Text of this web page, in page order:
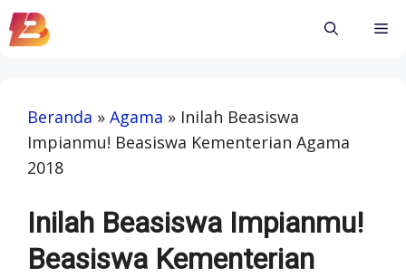
Skip
to
Beranda » Agama » Inilah Beasiswa
Impianmu! Beasiswa Kementerian Agama
2018
Inilah Beasiswa Impianmu!
Beasiswa Kementerian